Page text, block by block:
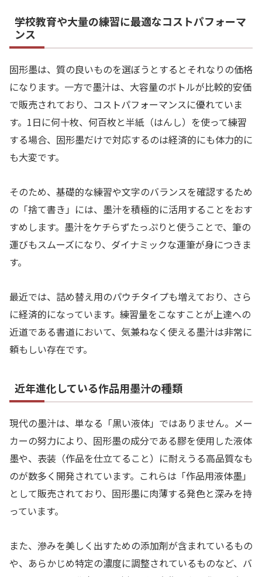
学校教育や大量の練習に最適なコストパフォーマ
ンス
固形墨は、質の良いものを選ぼうとするとそれなりの価格
になります。一方で墨汁は、大容量のボトルが比較的安価
で販売されており、コストパフォーマンスに優れていま
す。1日に何十枚、何百枚と半紙（はんし）を使って練習
する場合、固形墨だけで対応するのは経済的にも体力的に
も大変です。
そのため、基礎的な練習や文字のバランスを確認するため
の「捨て書き」には、墨汁を積極的に活用することをおす
すめします。墨汁をケチらずたっぷりと使うことで、筆の
運びもスムーズになり、ダイナミックな運筆が身につきま
す。
最近では、詰め替え用のパウチタイプも増えており、さら
に経済的になっています。練習量をこなすことが上達への
近道である書道において、気兼ねなく使える墨汁は非常に
頼もしい存在です。
近年進化している作品用墨汁の種類
現代の墨汁は、単なる「黒い液体」ではありません。メー
カーの努力により、固形墨の成分である膠を使用した液体
墨や、表装（作品を仕立てること）に耐えうる高品質なも
のが数多く開発されています。これらは「作品用液体墨」
として販売されており、固形墨に肉薄する発色と深みを持
っています。
また、滲みを美しく出すための添加剤が含まれているもの
や、あらかじめ特定の濃度に調整されているものなど、バ